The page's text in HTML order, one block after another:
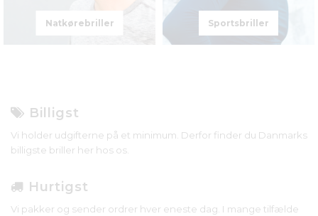
Natkørebriller Sportsbriller
Billigst
Vi holder udgifterne på et minimum. Derfor finder du Danmarks
billigste briller her hos os.
Hurtigst
Vi pakker og sender ordrer hver eneste dag. I mange tilfælde